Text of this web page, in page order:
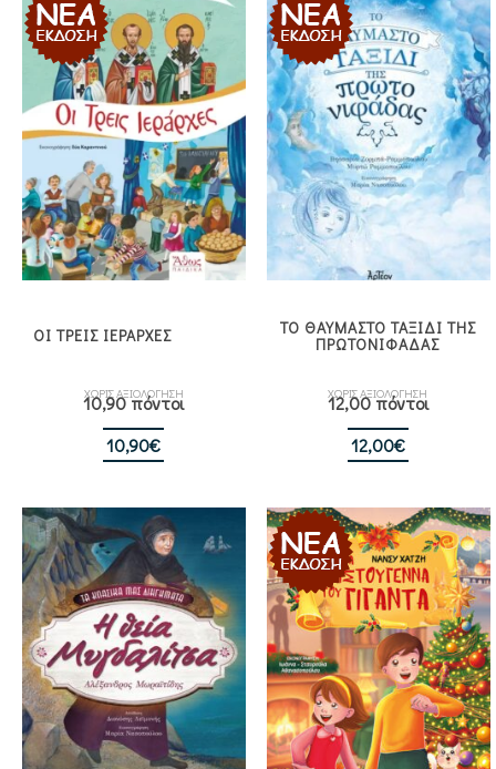
ΟΙ ΤΡΕΙΣ ΙΕΡΑΡΧΕΣ
ΧΩΡΙΣ ΑΞΙΟΛΟΓΗΣΗ
10,90 πόντοι
10,90€
ΤΟ ΘΑΥΜΑΣΤΟ ΤΑΞΙΔΙ ΤΗΣ
ΠΡΩΤΟΝΙΦΑΔΑΣ
ΧΩΡΙΣ ΑΞΙΟΛΟΓΗΣΗ
12,00 πόντοι
12,00€